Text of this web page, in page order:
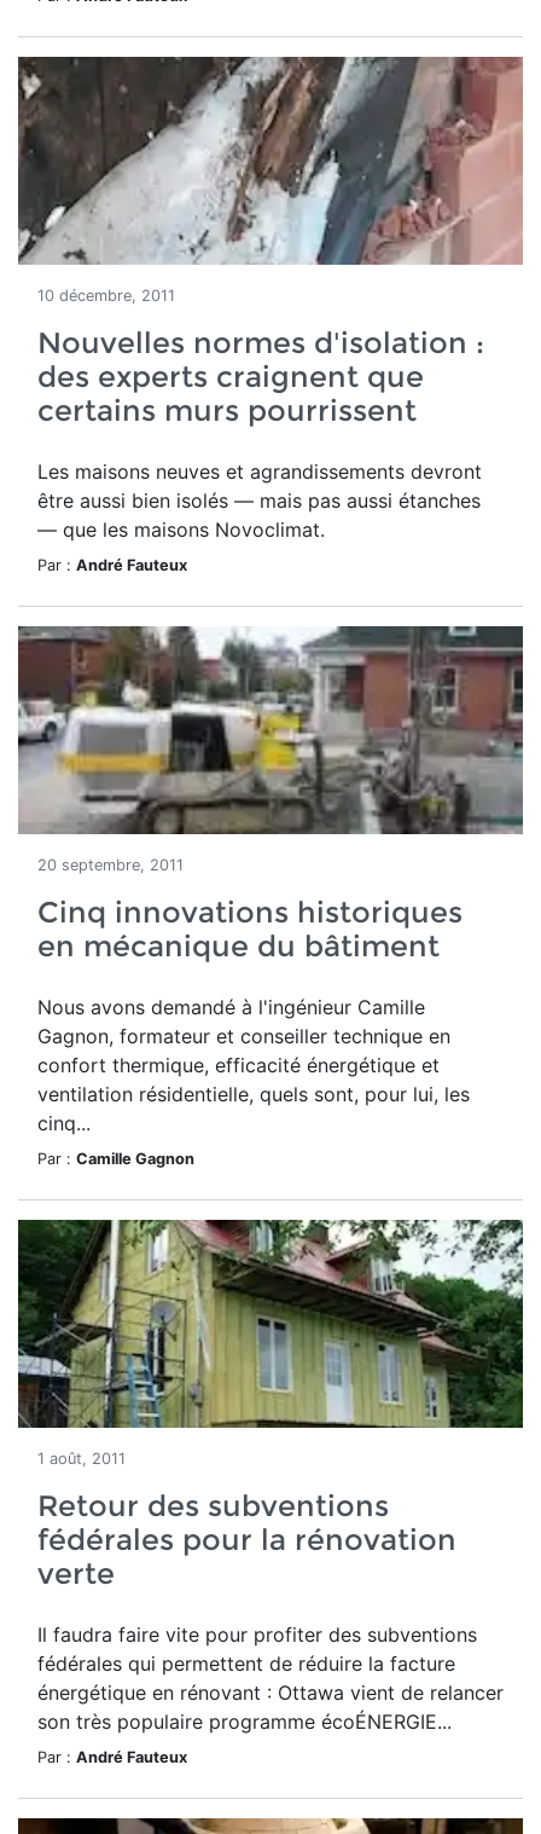
10 décembre, 2011
Nouvelles normes d'isolation :
des experts craignent que
certains murs pourrissent
Les maisons neuves et agrandissements devront
être aussi bien isolés — mais pas aussi étanches
— que les maisons Novoclimat.
Par : André Fauteux
20 septembre, 2011
Cinq innovations historiques
en mécanique du bâtiment
Nous avons demandé à l'ingénieur Camille
Gagnon, formateur et conseiller technique en
confort thermique, efficacité énergétique et
ventilation résidentielle, quels sont, pour lui, les
cinq...
Par : Camille Gagnon
1 août, 2011
Retour des subventions
fédérales pour la rénovation
verte
Il faudra faire vite pour profiter des subventions
fédérales qui permettent de réduire la facture
énergétique en rénovant : Ottawa vient de relancer
son très populaire programme écoÉNERGIE...
Par : André Fauteux